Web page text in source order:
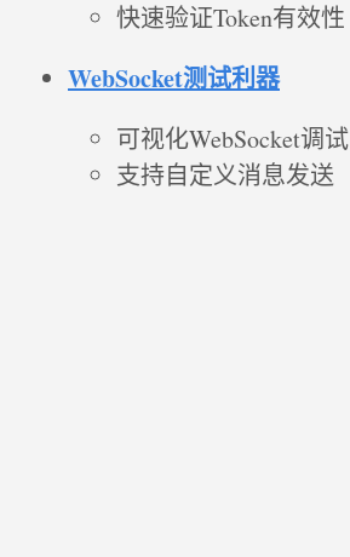
快速验证Token有效性
WebSocket测试利器
可视化WebSocket调试
支持自定义消息发送